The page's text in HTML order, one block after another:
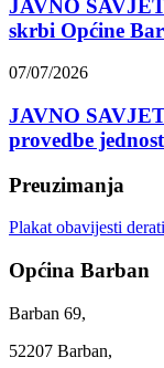
JAVNO
skrbi Općine
07/07/2026
JAVNO
provedbe
Preuzimanja
Plakat obavijesti
Općina Barban
Barban 69,
52207 Barban,